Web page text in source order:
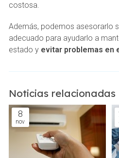
costosa.
Además, podemos asesorarlo
adecuado para ayudarlo a
estado y evitar problemas en
Noticias relacionadas
8
nov